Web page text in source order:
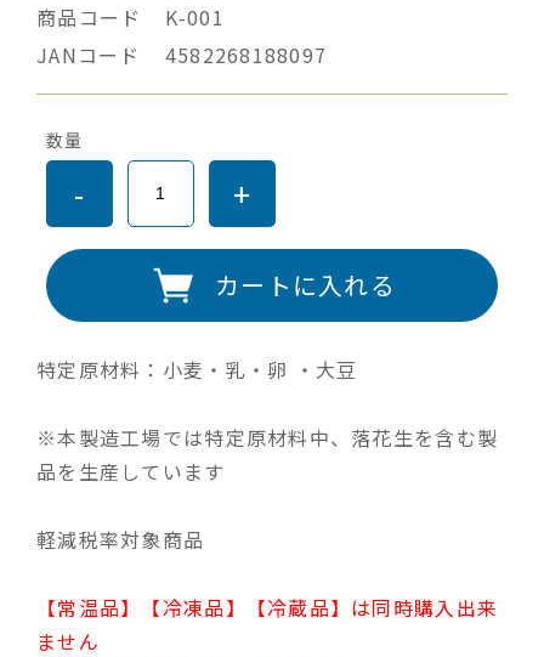
商品コード
K-001
JANコード
4582268188097
数量
- +
カートに入れる
特定原材料：小麦・乳・卵 ・大豆
※本製造工場では特定原材料中、落花生を含む製
品を生産しています
軽減税率対象商品
【常温品】【冷凍品】【冷蔵品】は同時購入出来
ません